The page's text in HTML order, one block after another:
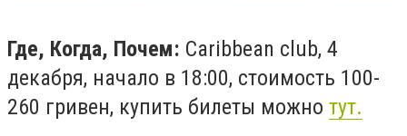
Где, Когда, Почем: Caribbean club, 4
декабря, начало в 18:00, стоимость 100-
260 гривен, купить билеты можно тут.